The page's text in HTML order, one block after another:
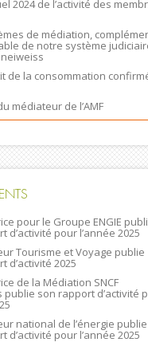
2024 de l’activité des
de médiation,
de notre système
de la consommation
médiateur de l’AMF
pour le Groupe ENGIE
d’activité pour l’année 2025
Tourisme et Voyage publie
d’activité 2025
de la Médiation SNCF
publie son rapport d’activité
national de l’énergie publie
d’activité pour l’année 2025